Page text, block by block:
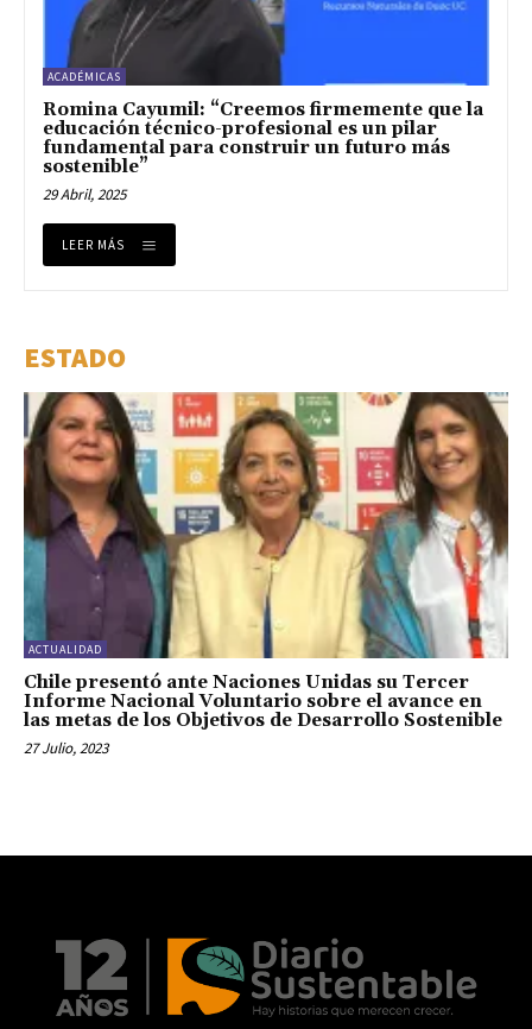
ACADÉMICAS
Romina Cayumil: “Creemos firmemente que la
educación técnico-profesional es un pilar
fundamental para construir un futuro más
sostenible”
29 Abril, 2025
LEER MÁS
ESTADO
ACTUALIDAD
Chile presentó ante Naciones Unidas su Tercer
Informe Nacional Voluntario sobre el avance en
las metas de los Objetivos de Desarrollo Sostenible
27 Julio, 2023